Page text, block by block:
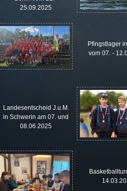
25.09.2025
Pfingstlager
vom 07. -
Landesentscheid J.u.M.
in Schwerin am 07. und
08.06.2025